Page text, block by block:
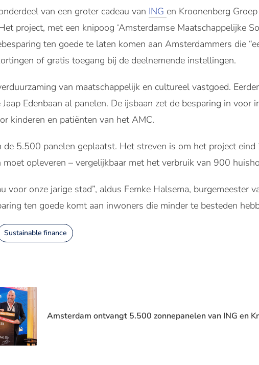
van een groter cadeau van ING en Kroonenberg
project, met een knipoog ‘Amsterdamse Maatschappelijke
ten goede te laten komen aan Amsterdammers die
of gratis toegang bij de deelnemende instellingen.
van maatschappelijk en cultureel vastgoed.
Edenbaan al panelen. De ijsbaan zet de besparing in voor
kinderen en patiënten van het AMC.
de 5.500 panelen geplaatst. Het streven is om het project
opleveren – vergelijkbaar met het verbruik van 900
voor onze jarige stad”, aldus Femke Halsema, burgemeester
ten goede komt aan inwoners die minder te besteden
Sustainable finance
Amsterdam ontvangt 5.500 zonnepanelen van ING en